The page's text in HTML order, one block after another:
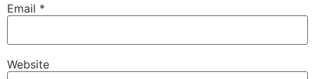
Email *
Website